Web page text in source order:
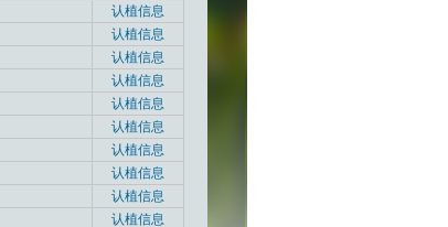
认植信息
认植信息
认植信息
认植信息
认植信息
认植信息
认植信息
认植信息
认植信息
认植信息